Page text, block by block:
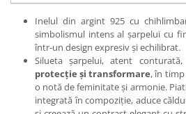
Bijuterii turcoaz
Bijuterii turmaline
Bijuterii morganit
Inelul din argint 925 cu
simbolismul intens al șarpelui cu
într-un design expresiv și echilibrat.
Silueta șarpelui, atent conturată,
protecție și transformare, în
o notă de feminitate și armonie.
integrată în compoziție, aduce